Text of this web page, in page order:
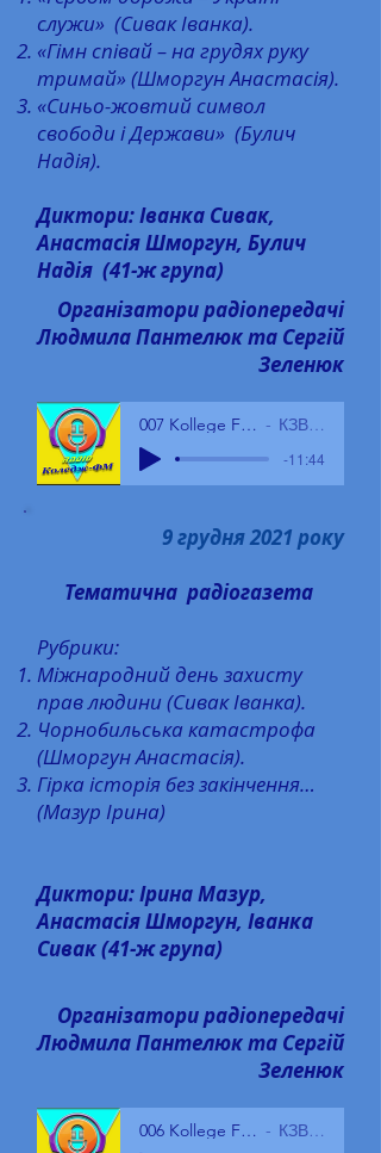
служи» (Сивак Іванка).
«Гімн співай – на грудях руку
тримай» (Шморгун Анастасія).
«Синьо-жовтий символ
свободи і Держави» (Булич
Надія).
Диктори: Іванка Сивак,
Анастасія Шморгун, Булич
Надія (41-ж група)
Організатори радіопередачі
Людмила Пантелюк та Сергій
Зеленюк
007 Kollege FM 19.01.2022 КЗВО БГПК
-11:44
9 грудня 2021 року
Тематична радіогазета
Рубрики:
Міжнародний день захисту
прав людини (Сивак Іванка).
Чорнобильська катастрофа
(Шморгун Анастасія).
Гірка історія без закінчення…
(Мазур Ірина)
Диктори: Ірина Мазур,
Анастасія Шморгун, Іванка
Сивак (41-ж група)
Організатори радіопередачі
Людмила Пантелюк та Сергій
Зеленюк
006 Kollege FM 09.12.2021 КЗВО БГПК